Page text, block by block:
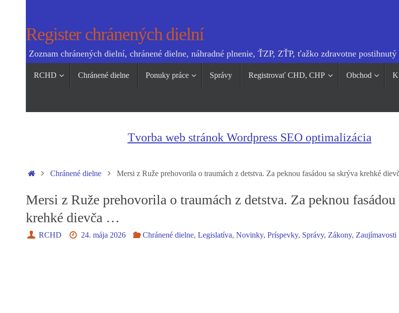
Register chránených dielní
Zoznam chránených dielní, chránené dielne, náhradné plnenie, ŤZP, ZŤP, ťažko zdravotne
RCHD Chránené dielne Ponuky práce Správy Registrovať CHD, CHP Obchod
Tvorba web stránok Wordpress SEO optimalizácia
HomeChránené dielne Mersi z Ruže prehovorila o traumách z detstva. Za peknou fasádou sa skrýva krehké
Mersi z Ruže prehovorila o traumách z detstva. Za peknou fasádou
krehké dievča …
RCHD 24. mája 2026 Chránené dielne,Legislatíva,Novinky,Príspevky, Správy,Zákony,Zaujímavosti